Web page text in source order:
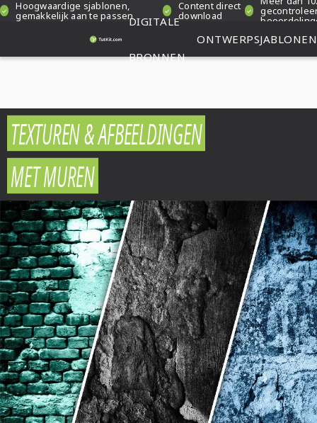
Hoogwaardige sjablonen,
gemakkelijk aan te passen
Content direct
download
DIGITALE
BRONNEN
ONTWERPSJABLONEN
TEXTUREN & AFBEELDINGEN
MET MUREN